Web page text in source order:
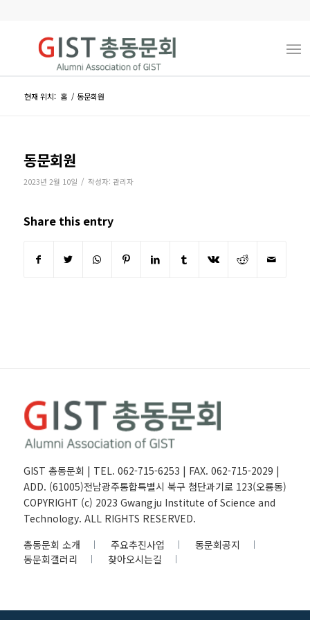
현재 위치: 홈 / 동문회원
동문회원
2023년 2월 10일 / 작성자: 관리자
Share this entry
GIST 총동문회 | TEL. 062-715-6253 | FAX. 062-715-2029 |
ADD. (61005)전남광주통합특별시 북구 첨단과기로 123(오룡동)
COPYRIGHT (c) 2023 Gwangju Institute of Science and
Technology. ALL RIGHTS RESERVED.
총동문회 소개
주요추진사업
동문회공지
동문회갤러리
찾아오시는길